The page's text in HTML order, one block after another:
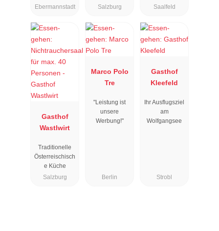
Ebermannstadt Salzburg
Saalfeld
Gasthof
Wastlwirt
Traditionelle
Österreischisch
e Küche
Salzburg
Marco Polo
Tre
"Leistung ist
unsere
Werbung!"
Berlin
Gasthof
Kleefeld
Ihr Ausflugsziel
am
Wolfgangsee
Strobl